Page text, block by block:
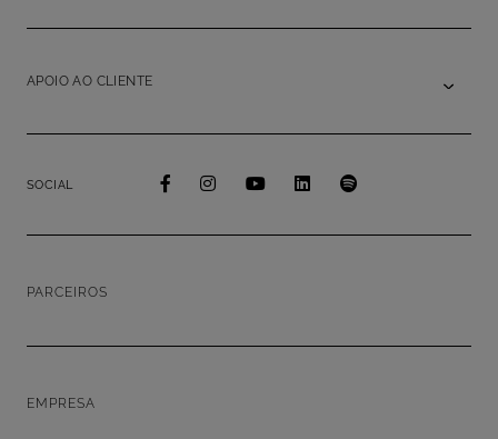
APOIO AO CLIENTE
SOCIAL
PARCEIROS
EMPRESA